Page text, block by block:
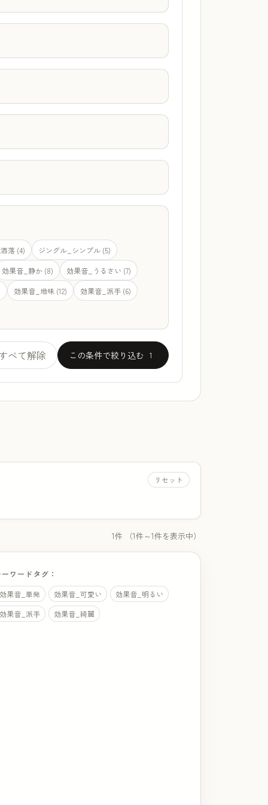
落 (4)
ジングル_シンプル (5)
効果音_静か (8)
効果音_うるさい (7)
効果音_地味 (12) 効果音_派手 (6)
べて解除 この条件で絞り込む 1
リセット
1件 （1件～1件を表示中）
ワードタグ：
果音_単発
効果音_可愛い
効果音_明るい
果音_派手
効果音_綺麗